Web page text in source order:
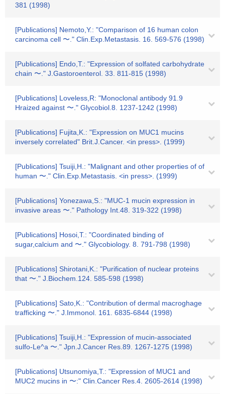
381 (1998)
[Publications] Nemoto,Y.: "Comparison of 16 human colon
carcinoma cell 〜." Clin.Exp.Metastasis. 16. 569-576 (1998)
[Publications] Endo,T.: "Expression of solfated carbohydrate
chain 〜." J.Gastoroenterol. 33. 811-815 (1998)
[Publications] Loveless,R: "Monoclonal antibody 91.9
Hraized against 〜." Glycobiol.8. 1237-1242 (1998)
[Publications] Fujita,K.: "Expression on MUC1 mucins
inversely correlated" Brit.J.Cancer. <in press>. (1999)
[Publications] Tsuiji,H.: "Malignant and other properties of of
human 〜." Clin.Exp.Metastasis. <in press>. (1999)
[Publications] Yonezawa,S.: "MUC-1 mucin expression in
invasive areas 〜." Pathology Int.48. 319-322 (1998)
[Publications] Hosoi,T.: "Coordinated binding of
sugar,calcium and 〜." Glycobiology. 8. 791-798 (1998)
[Publications] Shirotani,K.: "Purification of nuclear proteins
that 〜." J.Biochem.124. 585-598 (1998)
[Publications] Sato,K.: "Contribution of dermal macroghage
trafficking 〜." J.Immonol. 161. 6835-6844 (1998)
[Publications] Tsuiji,H.: "Expression of mucin-associated
sulfo-Le^a 〜." Jpn.J.Cancer Res.89. 1267-1275 (1998)
[Publications] Utsunomiya,T.: "Expression of MUC1 and
MUC2 mucins in 〜:" Clin.Cancer Res.4. 2605-2614 (1998)